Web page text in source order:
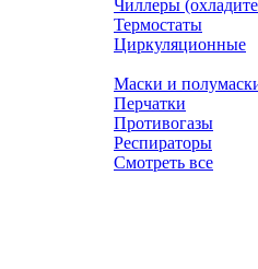
Чиллеры
Термостаты
Циркуляционные
Маски и
Перчатки
Противогазы
Респираторы
Смотреть все